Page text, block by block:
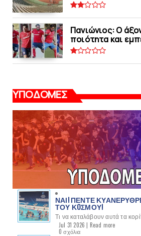
Πανιώνιος: O
ποιότητα και
ΥΠΟΔΟΜΕΣ
ΝΑΙ! ΠΕΝΤΕ
ΤΟΥ ΚOΣΜΟΥ!
Τι να καταλάβουν αυτά τα
Jul 31 2026 | Read more
0 σχόλια